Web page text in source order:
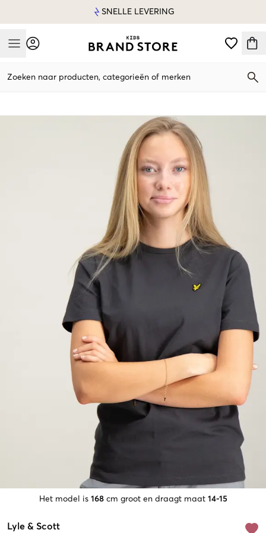
SNELLE LEVERING
Mobile Menu
Zoeken naar producten, categorieën of merken
Het model is 168 cm groot en draagt maat 14-15
Lyle & Scott